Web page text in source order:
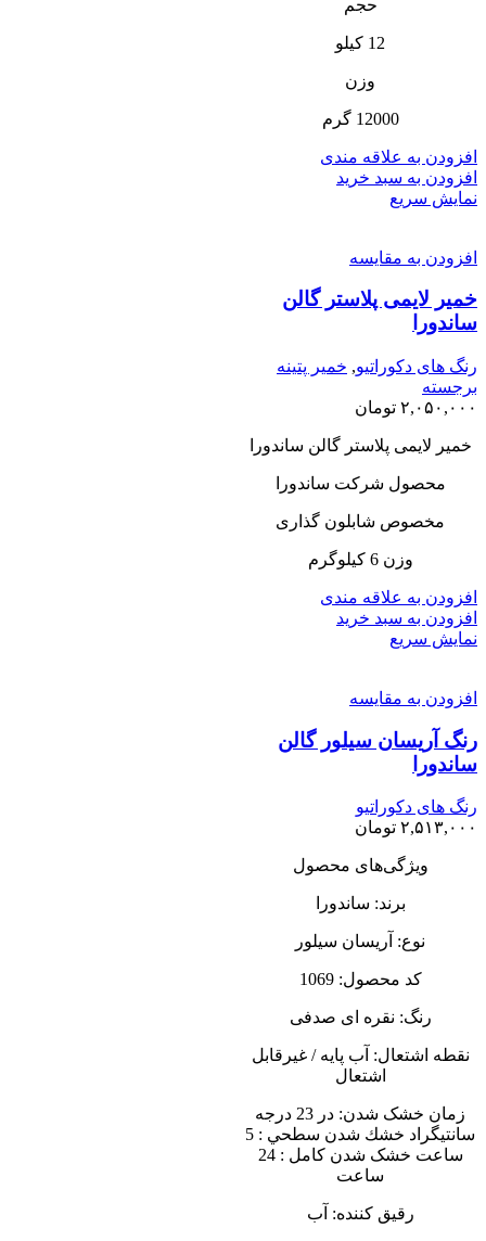
حجم
12 کیلو
وزن
12000 گرم
افزودن به علاقه مندی
افزودن به سبد خرید
نمایش سریع
افزودن به مقایسه
خمیر لایمی پلاستر گالن
ساندورا
رنگ های دکوراتیو, خمیر پتینه
برجسته
۲,۰۵۰,۰۰۰ تومان
خمیر لایمی پلاستر گالن ساندورا
محصول شرکت ساندورا
مخصوص شابلون گذاری
وزن 6 کیلوگرم
افزودن به علاقه مندی
افزودن به سبد خرید
نمایش سریع
افزودن به مقایسه
رنگ‌ آریسان سیلور گالن
ساندورا
رنگ های دکوراتیو
۲,۵۱۳,۰۰۰ تومان
ویژگی‌های محصول
برند: ساندورا
نوع: آریسان سیلور
کد محصول: 1069
رنگ: نقره ای صدفی
نقطه اشتعال: آب پایه / غیرقابل
اشتعال
زمان خشک شدن: در 23 درجه
سانتيگراد خشك شدن سطحي : 5
ساعت خشک شدن کامل : 24
ساعت
رقیق کننده: آب